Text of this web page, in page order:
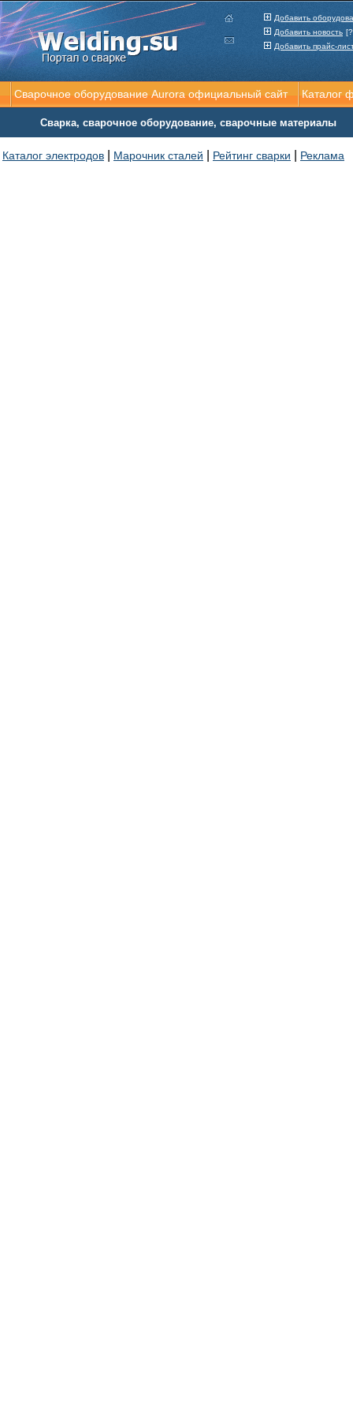
Сварочное оборудование Aurora официальный сайт Каталог
Сварка, сварочное оборудование, сварочные материалы
Каталог электродов Марочник сталей Рейтинг сварки Реклама
Добавить
Добавить новость
Добавить прайс-